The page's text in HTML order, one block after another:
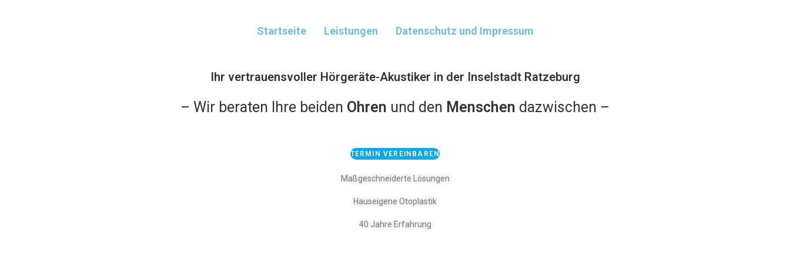
Startseite Leistungen Datenschutz und Impressum
Ihr vertrauensvoller Hörgeräte-Akustiker in der Inselstadt Ratzeburg
– Wir beraten Ihre beiden Ohren und den Menschen dazwischen –
TERMIN VEREINBAREN
Maßgeschneiderte Lösungen
Hauseigene Otoplastik
40 Jahre Erfahrung